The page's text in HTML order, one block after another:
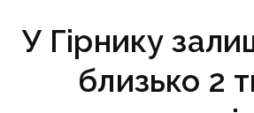
У Гірнику
близько 2